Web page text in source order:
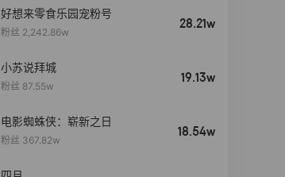
好想来零食乐园宠粉号
粉丝 2,242.86w
28.21w
小苏说拜城
粉丝 87.55w
19.13w
电影蜘蛛侠：崭新之日
粉丝 367.82w
18.54w